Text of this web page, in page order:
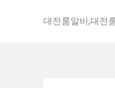
대전룸알바,대전